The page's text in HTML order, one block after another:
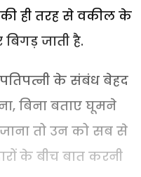
की ही तरह से वकील के
जाती है.
के संबंध बेहद
बिना बताए घूमने
तो उन को सब से
के बीच बात करनी